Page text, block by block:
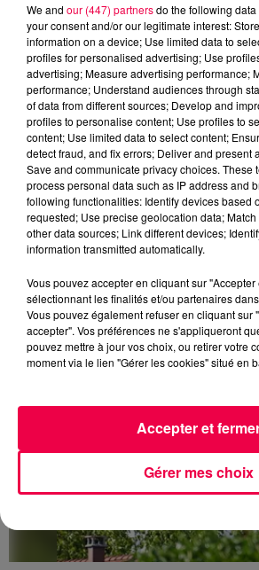
3 août 2026
PRÉVIFEUX : "il faut avoir une
dans les Vosges
We and our (447) partnersdo the following
your consent and/or our legitimate interest:
information on a device; Use limited data to
profiles for personalised advertising; Use
advertising; Measure advertising performance;
performance; Understand audiences through
of data from different sources; Develop and
profiles to personalise content; Use profiles to
content; Use limited data to select content;
detect fraud, and fix errors; Deliver and present
Save and communicate privacy choices. These
process personal data such as IP address and
following functionalities: Identify devices based
requested; Use precise geolocation data;
other data sources; Link different devices;
information transmitted automatically.
Vous pouvez accepter en cliquant sur "Accepter
sélectionnant les finalités et/ou partenaires
Vous pouvez également refuser en cliquant sur
accepter". Vos préférences ne s'appliqueront
pouvez mettre à jour vos choix, ou retirer votre
moment via le lien "Gérer les cookies" situé en
Gérer mes choix
Accepter et